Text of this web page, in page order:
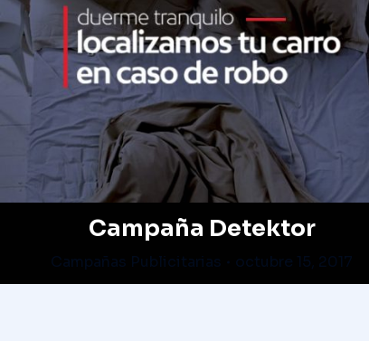
Campaña Detektor
Campañas Publicitarias octubre 15, 2017